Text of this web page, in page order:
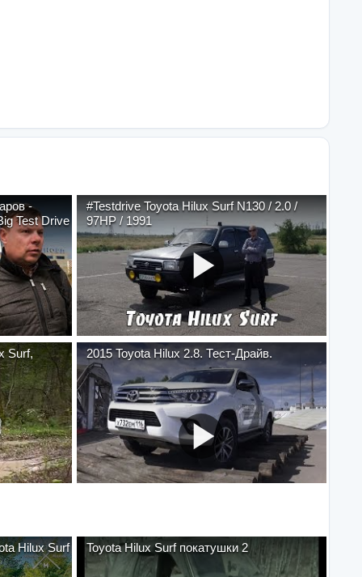
-
Test Drive
#Testdrive Toyota Hilux Surf N130 / 2.0 /
97HP / 1991
Surf,
2015 Toyota Hilux 2.8. Тест-Драйв.
Hilux Surf
Toyota Hilux Surf покатушки 2